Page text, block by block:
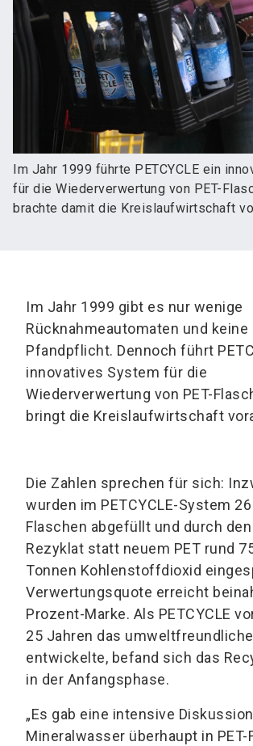
Im Jahr 1999 führte PETCYCLE ein
für die Wiederverwertung von PET-
brachte damit die Kreislaufwirtschaft
Im Jahr 1999 gibt es nur wenige
Rücknahmeautomaten und keine
Pfandpflicht. Dennoch führt
innovatives System für die
Wiederverwertung von PET-
bringt die Kreislaufwirtschaft
Die Zahlen sprechen für sich:
wurden im PETCYCLE-System
Flaschen abgefüllt und durch
Rezyklat statt neuem PET rund
Tonnen Kohlenstoffdioxid
Verwertungsquote erreicht
Prozent-Marke. Als PETCYCLE
25 Jahren das
entwickelte, befand sich das
in der Anfangsphase.
„Es gab eine intensive
Mineralwasser überhaupt in PET-